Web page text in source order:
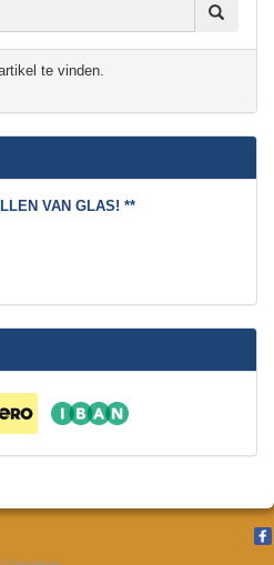
te vinden.
VAN GLAS! **